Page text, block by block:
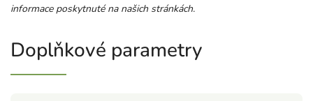
informace poskytnuté na našich stránkách.
Doplňkové parametry